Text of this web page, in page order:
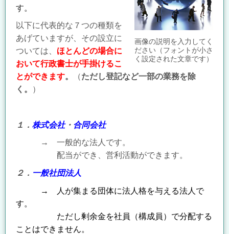
画像の説明を入力してく
ださい（フォントが小さ
く設定された文章です）
す。
以下に代表的な７つの種類を
あげていますが、その設立に
ついては、 ほとんどの場合に
おいて行政書士が手掛けるこ
とができます。 （ただし登記など一部の業務を除
く。
）
１． 株式会社・ 合同会社
→ 一般的な法人です。
配当ができ、営利活動ができます。
２． 一般社団法人
→
人が集まる団体に法人格を与える法人で
す。
ただし剰余金を社員（構成員）で分配する
ことはできません。